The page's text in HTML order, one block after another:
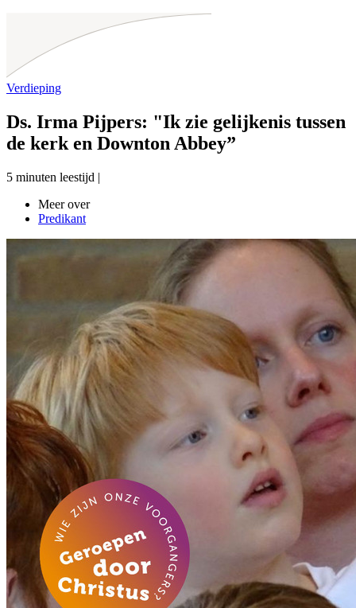
Verdieping
Ds. Irma Pijpers: "Ik zie gelijkenis tussen
de kerk en Downton Abbey”
5 minuten leestijd |
Meer over
Predikant